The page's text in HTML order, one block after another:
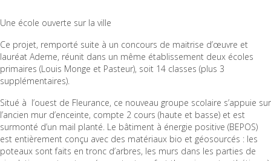
Une école ouverte sur la ville
Ce projet, remporté suite à un concours de maitrise d’œuvre et
lauréat Ademe, réunit dans un même établissement deux écoles
primaires (Louis Monge et Pasteur), soit 14 classes (plus 3
supplémentaires).
Situé à l’ouest de Fleurance, ce nouveau groupe scolaire s’appuie sur
l’ancien mur d’enceinte, compte 2 cours (haute et basse) et est
surmonté d’un mail planté. Le bâtiment à énergie positive (BEPOS)
est entièrement conçu avec des matériaux bio et géosourcés : les
poteaux sont faits en tronc d’arbres, les murs dans les parties de